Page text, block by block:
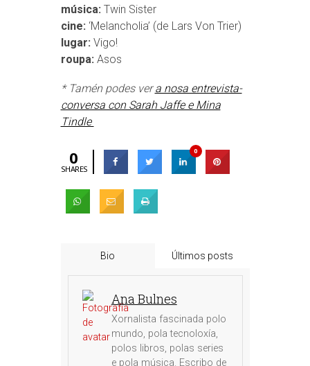
música: Twin Sister
cine: ‘Melancholia’ (de Lars Von Trier)
lugar: Vigo!
roupa: Asos
* Tamén podes vera nosa entrevista-
conversa con Sarah Jaffe e Mina
Tindle
0
SHARES
0
Bio Últimos posts
Ana Bulnes
Xornalista fascinada polo
mundo, pola tecnoloxía,
polos libros, polas series
e pola música. Escribo de